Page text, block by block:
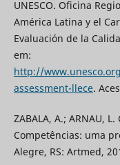
UNESCO. Oficina
América Latina y el
Evaluación de la
em:
http://
assessment-llece.
ZABALA, A.; ARNAU,
Competências: uma
Alegre, RS: Artmed,